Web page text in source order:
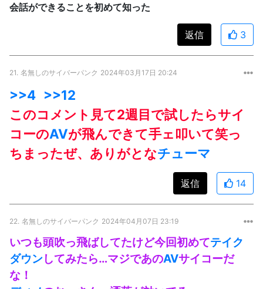
会話ができることを初めて知った
返信 3
21. 名無しのサイバーパンク 2024年03月17日 20:24
>>4 >>12
このコメント見て2週目で試したらサイ
コーのAVが飛んできて手ェ叩いて笑っ
ちまったぜ、ありがとなチューマ
返信 14
22. 名無しのサイバーパンク 2024年04月07日 23:19
いつも頭吹っ飛ばしてたけど今回初めてテイク
ダウンしてみたら…マジであのAVサイコーだ
な！